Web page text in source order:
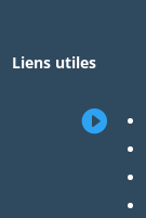
Liens utiles
